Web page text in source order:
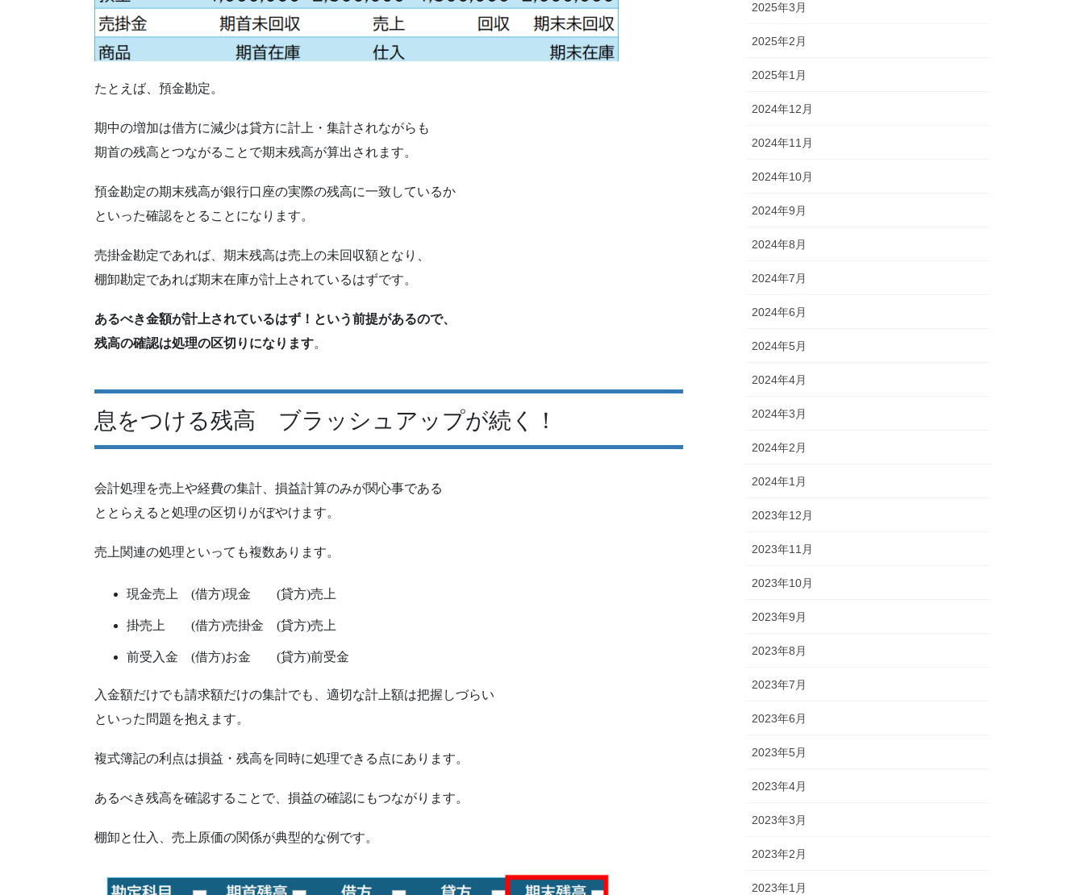
たとえば、預金勘定。
期中の増加は借方に減少は貸方に計上・集計されながらも
期首の残高とつながることで期末残高が算出されます。
預金勘定の期末残高が銀行口座の実際の残高に一致しているか
といった確認をとることになります。
売掛金勘定であれば、期末残高は売上の未回収額となり、
棚卸勘定であれば期末在庫が計上されているはずです。
あるべき金額が計上されているはず！という前提があるので、
残高の確認は処理の区切りになります。
息をつける残高 ブラッシュアップが続く！
会計処理を売上や経費の集計、損益計算のみが関心事である
ととらえると処理の区切りがぼやけます。
売上関連の処理といっても複数あります。
現金売上 (借方)現金 (貸方)売上
掛売上 (借方)売掛金 (貸方)売上
前受入金 (借方)お金 (貸方)前受金
入金額だけでも請求額だけの集計でも、適切な計上額は把握しづらい
といった問題を抱えます。
複式簿記の利点は損益・残高を同時に処理できる点にあります。
あるべき残高を確認することで、損益の確認にもつながります。
棚卸と仕入、売上原価の関係が典型的な例です。
2025年3月
2025年2月
2025年1月
2024年12月
2024年11月
2024年10月
2024年9月
2024年8月
2024年7月
2024年6月
2024年5月
2024年4月
2024年3月
2024年2月
2024年1月
2023年12月
2023年11月
2023年10月
2023年9月
2023年8月
2023年7月
2023年6月
2023年5月
2023年4月
2023年3月
2023年2月
2023年1月